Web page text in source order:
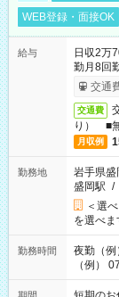
WEB登録・面接OK
給与
日収2万
勤月8回
交通
交通費
り） ■
月収例
勤務地
岩手県盛
盛岡駅 /
＜選
を選べま
勤務時間
夜勤（
（例）
20:00※
あれば